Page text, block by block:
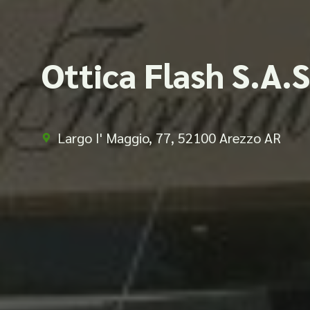
Ottica Flash
Largo I' Maggio, 77, 52100 Arezzo AR